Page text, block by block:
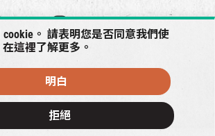
。 請表明您是否同意我們使
在這裡了解更多。
拒絕
明白
南豐紗廠將保留一切權利